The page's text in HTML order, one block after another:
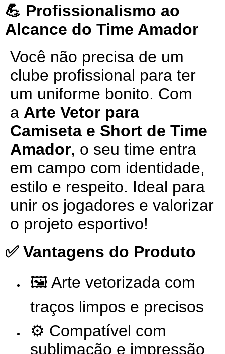
💪 Profissionalismo ao
Alcance do Time Amador
Você não precisa de um
clube profissional para ter
um uniforme bonito. Com
a Arte Vetor para
Camiseta e Short de Time
Amador, o seu time entra
em campo com identidade,
estilo e respeito. Ideal para
unir os jogadores e valorizar
o projeto esportivo!
✅ Vantagens do Produto
🖼️ Arte vetorizada com
traços limpos e precisos
⚙️ Compatível com
sublimação e impressão